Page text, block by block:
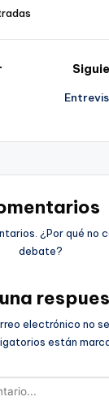
¿Por qué no
debate?
electrónico no
están